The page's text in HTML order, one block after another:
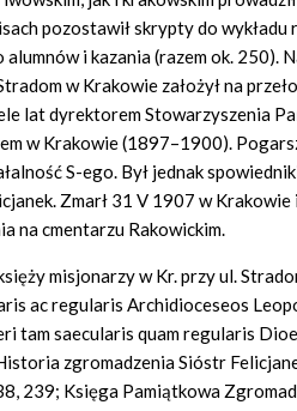
pozostawił skrypty do wykładu
i kazania (razem ok. 250).
w Krakowie założył na
lat dyrektorem Stowarzyszenia
w Krakowie (1897–1900).
S-ego. Był jednak
Zmarł 31 V 1907 w Krakowie
na cmentarzu Rakowickim.
misjonarzy w Kr. przy ul.
ac regularis Archidioceseos
tam saecularis quam regularis
zgromadzenia Sióstr
239; Księga Pamiątkowa